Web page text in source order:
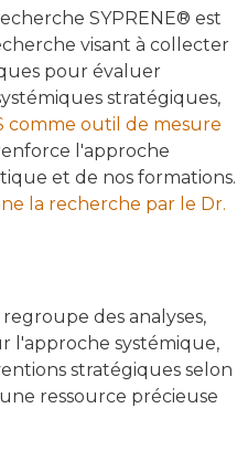
SYPRENE® est
visant à collecter
pour évaluer
stratégiques,
comme outil de mesure
l'approche
et de nos formations.
la recherche par le Dr.
regroupe des analyses,
l'approche systémique,
stratégiques selon
ressource précieuse